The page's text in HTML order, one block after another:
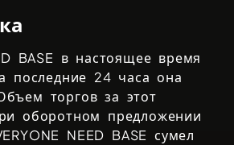
BASE в настоящее время
последние 24 часа она
торгов за этот
оборотном предложении
NEED BASE сумел